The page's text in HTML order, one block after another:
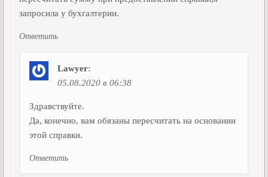
запросила у бухгалтерии.
Ответить
Lawyer:
05.08.2020 в 06:38
Здравствуйте.
Да, конечно, вам обязаны пересчитать на основании
этой справки.
Ответить